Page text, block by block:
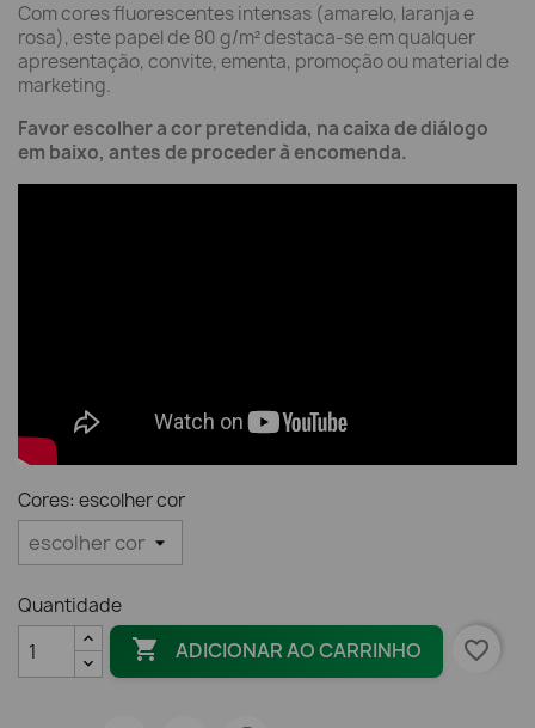
Com cores fluorescentes intensas (amarelo, laranja e
rosa), este papel de 80 g/m² destaca-se em qualquer
apresentação, convite, ementa, promoção ou material de
marketing.
Favor escolher a cor pretendida, na caixa de diálogo
em baixo, antes de proceder à encomenda.
Cores: escolher cor
Quantidade
 ADICIONAR AO CARRINHO favorite_border